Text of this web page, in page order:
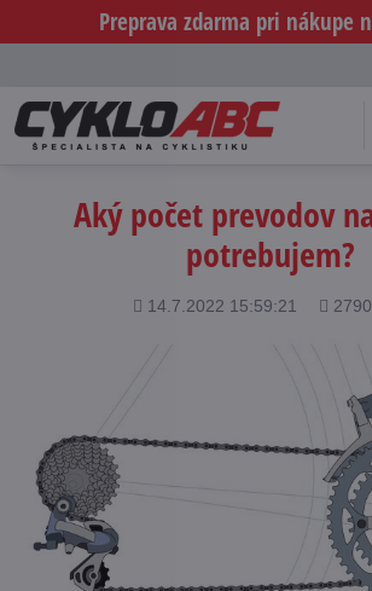
Preprava zdarma pri nákupe
Aký počet prevodov
potrebujem?
Pridané
14.7.2022 15:59:21
Počet